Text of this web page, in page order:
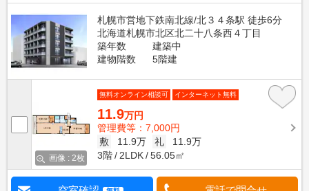
札幌市営地下鉄南北線/北３４条駅 徒歩6分
北海道札幌市北区北二十八条西４丁目
築年数
建築中
建物階数
5階建
画像 : 2枚
無料オンライン相談可 インターネット無料
11.9万円
管理費等：7,000円
敷
11.9万 礼
11.9万
3階
2LDK 56.05㎡